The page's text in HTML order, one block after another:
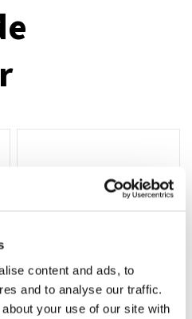
content and ads, to
and to analyse our traffic.
your use of our site with